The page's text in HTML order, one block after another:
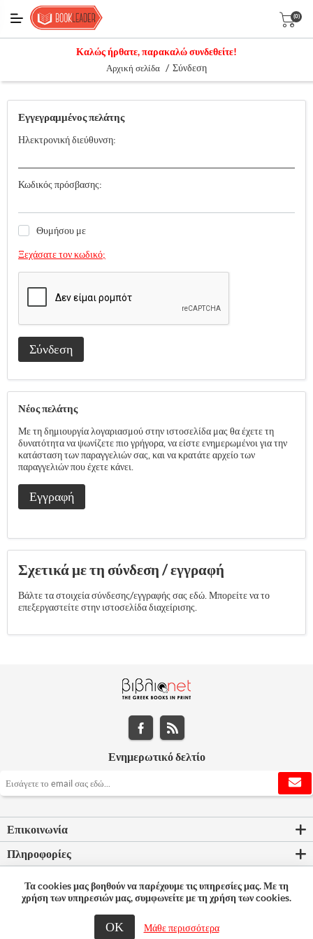
(0)
Καλώς ήρθατε, παρακαλώ συνδεθείτε!
Αρχική σελίδα / Σύνδεση
Εγγεγραμμένος πελάτης
Ηλεκτρονική διεύθυνση:
Κωδικός πρόσβασης:
Θυμήσου με
Ξεχάσατε τον κωδικό;
Σύνδεση
Νέος πελάτης
Με τη δημιουργία λογαριασμού στην ιστοσελίδα μας θα έχετε τη
δυνατότητα να ψωνίζετε πιο γρήγορα, να είστε ενημερωμένοι για την
κατάσταση των παραγγελιών σας, και να κρατάτε αρχείο των
παραγγελιών που έχετε κάνει.
Εγγραφή
Σχετικά με τη σύνδεση / εγγραφή
Βάλτε τα στοιχεία σύνδεσης/εγγραφής σας εδώ. Μπορείτε να το
επεξεργαστείτε στην ιστοσελίδα διαχείρισης.
Ενημερωτικό δελτίο
Επικοινωνία
Πληροφορίες
Ο λογαριασμός μου
© 2026 Bookleader
Τα cookies μας βοηθούν να παρέχουμε τις υπηρεσίες μας. Με τη
χρήση των υπηρεσιών μας, συμφωνείτε με τη χρήση των cookies.
ΟΚ Μάθε περισσότερα